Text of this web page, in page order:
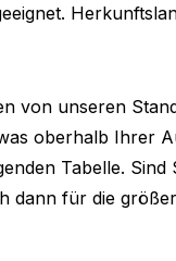
von unseren
oberhalb Ihrer
Tabelle. Sind
dann für die